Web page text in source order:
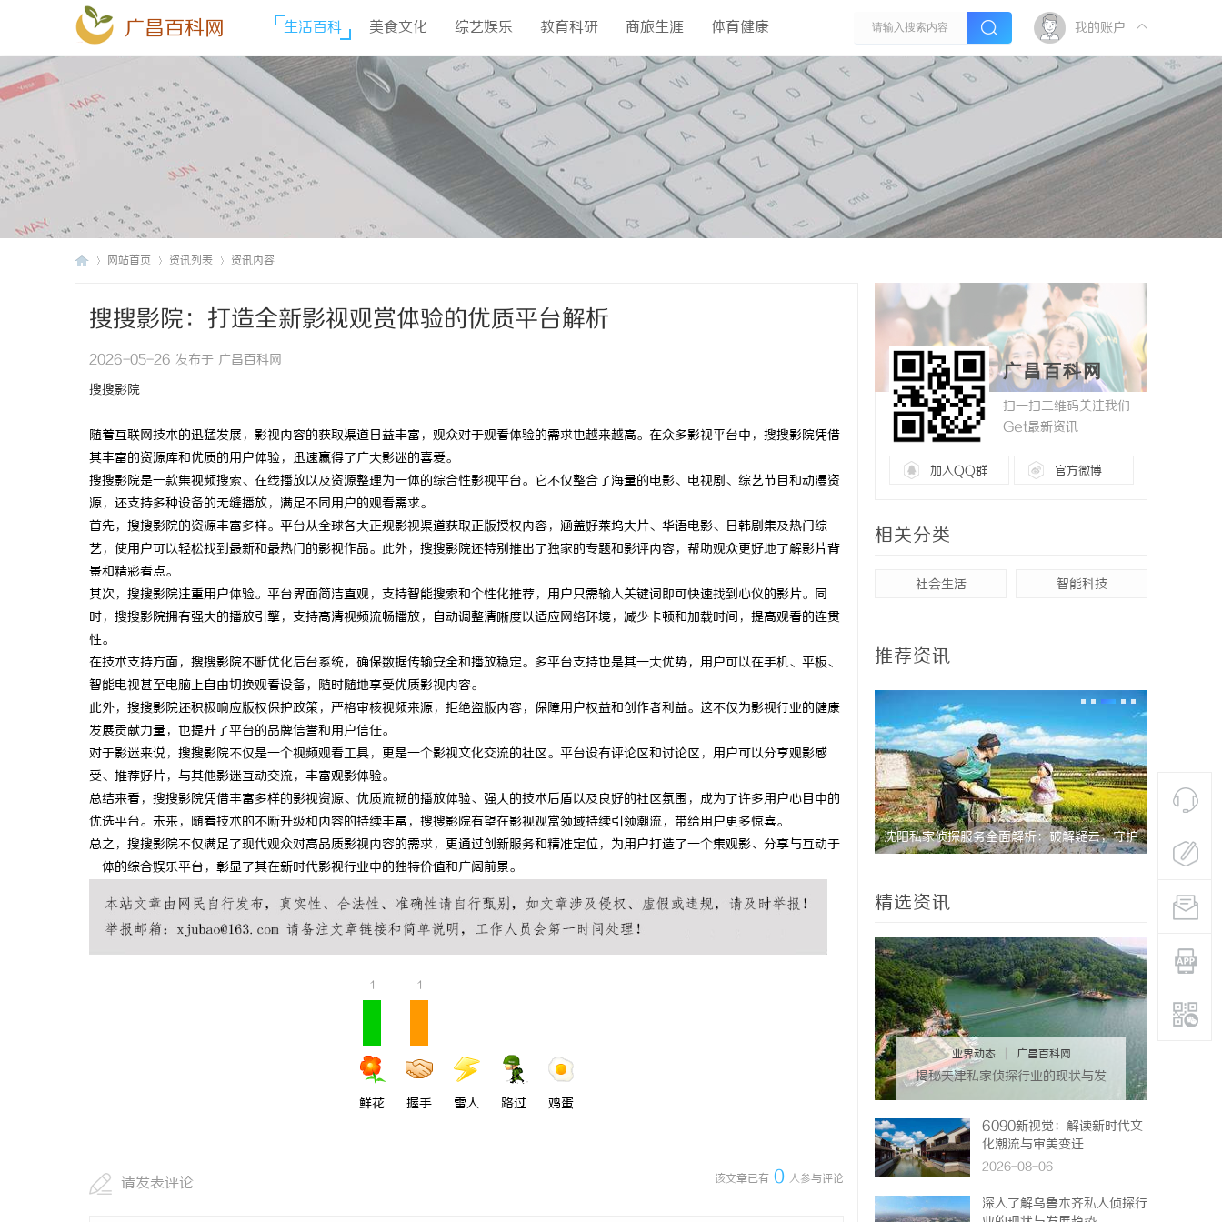
广昌百科网 生活百科 美食文化 综艺娱乐 教育科研 商旅生涯 体育健康 我的账户
网站首页 资讯列表 资讯内容
搜搜影院：打造全新影视观赏体验的优质平台解析
2026-05-26 发布于 广昌百科网
搜搜影院
随着互联网技术的迅猛发展，影视内容的获取渠道日益丰富，观众对于观看体验的需求也越来越高。在众多影视平台中，搜搜影院凭借
其丰富的资源库和优质的用户体验，迅速赢得了广大影迷的喜爱。
搜搜影院是一款集视频搜索、在线播放以及资源整理为一体的综合性影视平台。它不仅整合了海量的电影、电视剧、综艺节目和动漫资
源，还支持多种设备的无缝播放，满足不同用户的观看需求。
首先，搜搜影院的资源丰富多样。平台从全球各大正规影视渠道获取正版授权内容，涵盖好莱坞大片、华语电影、日韩剧集及热门综
艺，使用户可以轻松找到最新和最热门的影视作品。此外，搜搜影院还特别推出了独家的专题和影评内容，帮助观众更好地了解影片背
景和精彩看点。
其次，搜搜影院注重用户体验。平台界面简洁直观，支持智能搜索和个性化推荐，用户只需输入关键词即可快速找到心仪的影片。同
时，搜搜影院拥有强大的播放引擎，支持高清视频流畅播放，自动调整清晰度以适应网络环境，减少卡顿和加载时间，提高观看的连贯
性。
在技术支持方面，搜搜影院不断优化后台系统，确保数据传输安全和播放稳定。多平台支持也是其一大优势，用户可以在手机、平板、
智能电视甚至电脑上自由切换观看设备，随时随地享受优质影视内容。
此外，搜搜影院还积极响应版权保护政策，严格审核视频来源，拒绝盗版内容，保障用户权益和创作者利益。这不仅为影视行业的健康
发展贡献力量，也提升了平台的品牌信誉和用户信任。
对于影迷来说，搜搜影院不仅是一个视频观看工具，更是一个影视文化交流的社区。平台设有评论区和讨论区，用户可以分享观影感
受、推荐好片，与其他影迷互动交流，丰富观影体验。
总结来看，搜搜影院凭借丰富多样的影视资源、优质流畅的播放体验、强大的技术后盾以及良好的社区氛围，成为了许多用户心目中的
优选平台。未来，随着技术的不断升级和内容的持续丰富，搜搜影院有望在影视观赏领域持续引领潮流，带给用户更多惊喜。
总之，搜搜影院不仅满足了现代观众对高品质影视内容的需求，更通过创新服务和精准定位，为用户打造了一个集观影、分享与互动于
一体的综合娱乐平台，彰显了其在新时代影视行业中的独特价值和广阔前景。
1
鲜花
1
握手 雷人 路过 鸡蛋
该文章已有 0 人参与评论
请发表评论
广昌百科网
扫一扫二维码关注我们
Get最新资讯
加入QQ群 官方微博
相关分类
社会生活 智能科技
推荐资讯
技术密集型企业的人才暗战：北京商业秘密律
师如何守住“人带技术走”的底线
天津私家侦探揭秘：专业调查服务与行业现状 沈阳私家侦探服务全面解析：破解疑云，守护 揭秘成都
疑惑
精选资讯
业界动态 广昌百科网
揭秘天津私家侦探行业的现状与发
6090新视觉：解读新时代文
化潮流与审美变迁
2026-08-06
深入了解乌鲁木齐私人侦探行